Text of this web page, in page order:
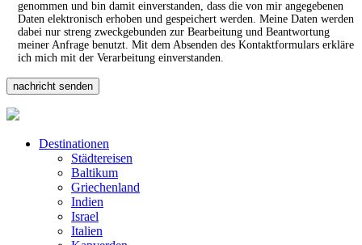
genommen und bin damit einverstanden, dass die von mir angegebenen
Daten elektronisch erhoben und gespeichert werden. Meine Daten werden
dabei nur streng zweckgebunden zur Bearbeitung und Beantwortung
meiner Anfrage benutzt. Mit dem Absenden des Kontaktformulars erkläre
ich mich mit der Verarbeitung einverstanden.
Destinationen
Städtereisen
Baltikum
Griechenland
Indien
Israel
Italien